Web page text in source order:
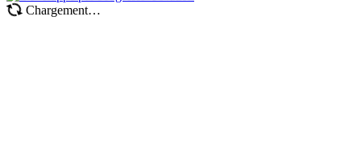
Chargement…